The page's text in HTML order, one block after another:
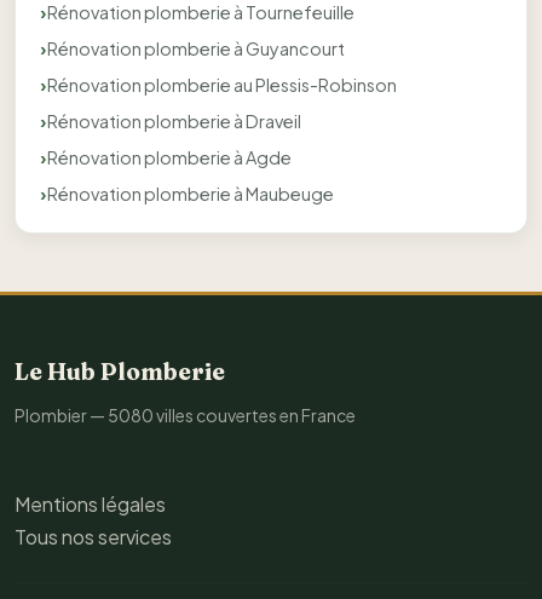
Rénovation plomberie à Tournefeuille
Rénovation plomberie à Guyancourt
Rénovation plomberie au Plessis-Robinson
Rénovation plomberie à Draveil
Rénovation plomberie à Agde
Rénovation plomberie à Maubeuge
Le Hub Plomberie
Plombier — 5080 villes couvertes en France
Mentions légales
Tous nos services